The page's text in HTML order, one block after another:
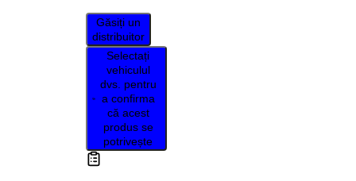
Găsiți un
distribuitor
Selectați
vehiculul
dvs. pentru
a confirma
că acest
produs se
potrivește